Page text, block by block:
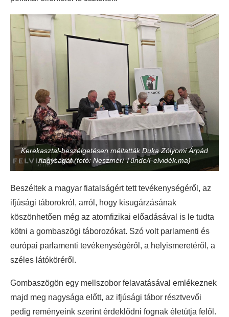
Kerekasztal-beszélgetésen méltatták Duka Zólyomi Árpád
nagyságát (fotó: Neszméri Tünde/Felvidék.ma)
Beszéltek a magyar fiatalságért tett tevékenységéről, az
ifjúsági táborokról, arról, hogy kisugárzásának
köszönhetően még az atomfizikai előadásával is le tudta
kötni a gombaszögi táborozókat. Szó volt parlamenti és
európai parlamenti tevékenységéről, a helyismeretéről, a
széles látóköréről.
Gombaszögön egy mellszobor felavatásával emlékeznek
majd meg nagysága előtt, az ifjúsági tábor résztvevői
pedig reményeink szerint érdeklődni fognak életútja felől.